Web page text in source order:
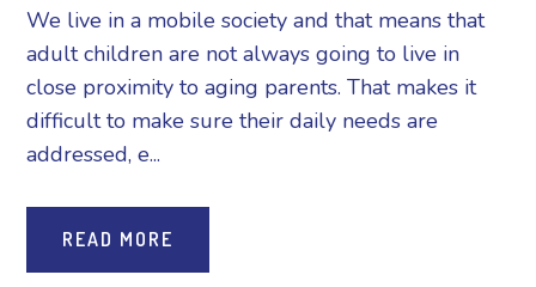
We live in a mobile society and that means that
adult children are not always going to live in
close proximity to aging parents. That makes it
difficult to make sure their daily needs are
addressed, e...
READ MORE